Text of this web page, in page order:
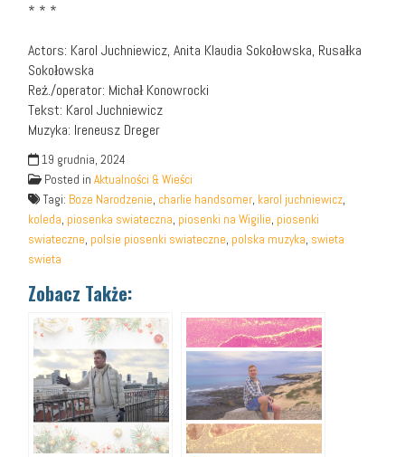
* * *
Actors: Karol Juchniewicz, Anita Klaudia Sokołowska, Rusałka
Sokołowska
Reż./operator: Michał Konowrocki
Tekst: Karol Juchniewicz
Muzyka: Ireneusz Dreger
19 grudnia, 2024
Posted in Aktualności & Wieści
Tagi: Boze Narodzenie, charlie handsomer, karol juchniewicz,
koleda, piosenka swiateczna, piosenki na Wigilie, piosenki
swiateczne, polsie piosenki swiateczne, polska muzyka, swieta
swieta
Zobacz Także: